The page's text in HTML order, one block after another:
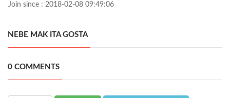
Join since : 2018-02-08 09:49:06
NEBE MAK ITA GOSTA
0 COMMENTS